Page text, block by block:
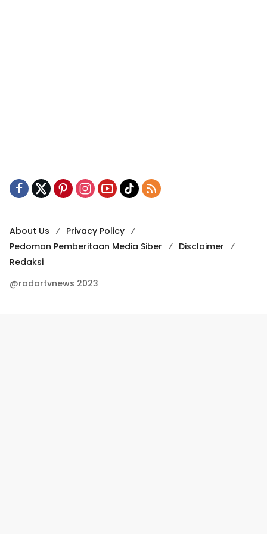
About Us
Privacy Policy
Pedoman Pemberitaan Media Siber
Disclaimer
Redaksi
@radartvnews 2023